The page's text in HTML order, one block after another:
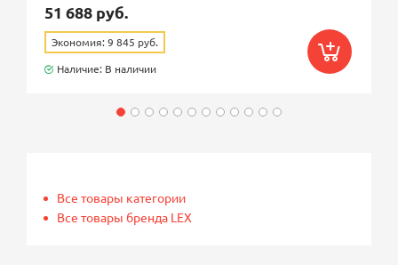
51 688 руб.
Экономия: 9 845 руб.
Наличие: В наличии
Все товары категории
Все товары бренда LEX